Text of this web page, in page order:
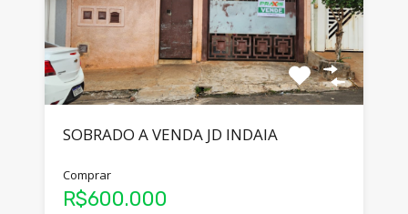
SOBRADO A VENDA JD INDAIA
Comprar
R$600.000